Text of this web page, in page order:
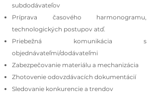
subdodávateľov
Príprava časového harmonogramu,
technologických postupov atď.
Priebežná komunikácia s
objednávateľmi/dodávateľmi
Zabezpečovanie materiálu a mechanizácia
Zhotovenie odovzdávacích dokumentácií
Sledovanie konkurencie a trendov